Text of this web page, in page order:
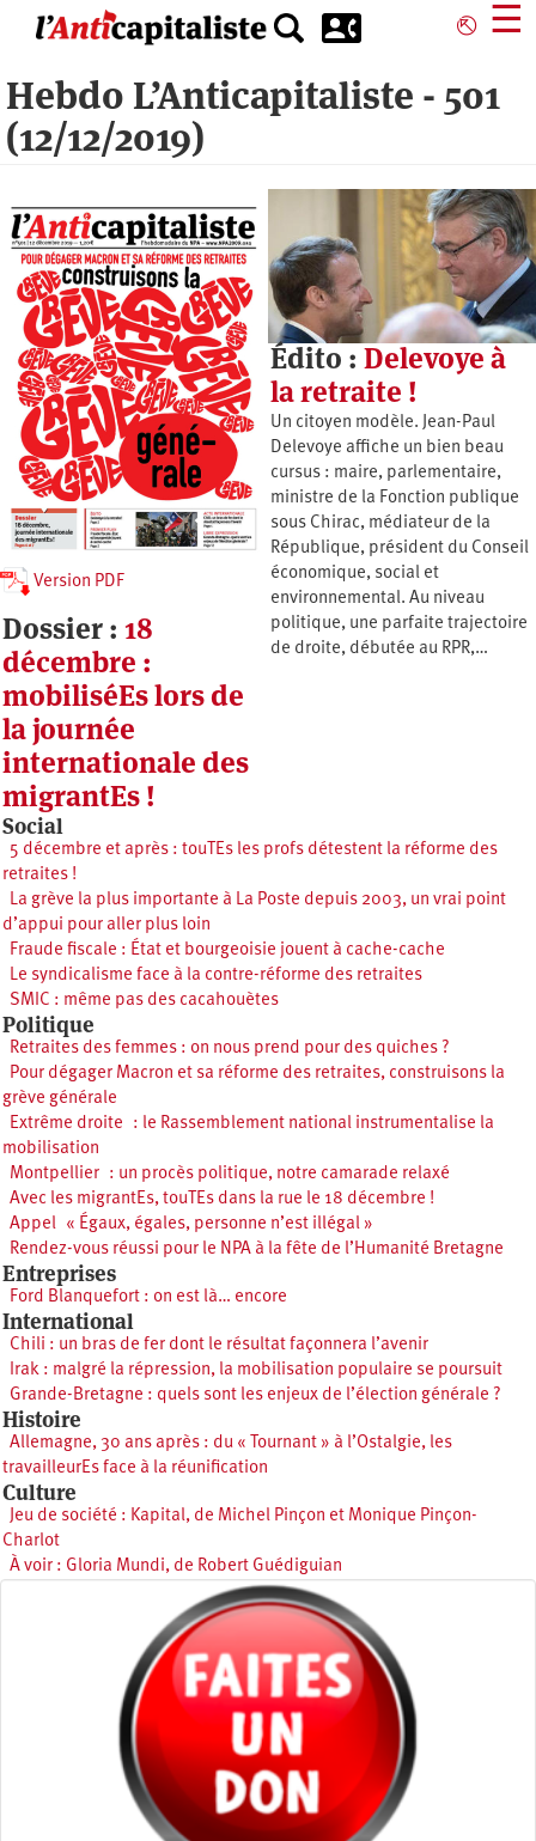
principal
⎋ ☰
Hebdo L’Anticapitaliste - 501
(12/12/2019)
Édito : Delevoye à
la retraite !
Un citoyen modèle. Jean-Paul
Delevoye affiche un bien beau
cursus : maire, parlementaire,
ministre de la Fonction publique
sous Chirac, médiateur de la
République, président du Conseil
économique, social et
environnemental. Au niveau
politique, une parfaite trajectoire
de droite, débutée au RPR,…
Version PDF
Dossier : 18
décembre :
mobiliséEs lors de
la journée
internationale des
migrantEs !
Social
5 décembre et après : touTEs les profs détestent la réforme des
retraites !
La grève la plus importante à La Poste depuis 2003, un vrai point
d’appui pour aller plus loin
Fraude fiscale : État et bourgeoisie jouent à cache-cache
Le syndicalisme face à la contre-réforme des retraites
SMIC : même pas des cacahouètes
Politique
Retraites des femmes : on nous prend pour des quiches ?
Pour dégager Macron et sa réforme des retraites, construisons la
grève générale
Extrême droite : le Rassemblement national instrumentalise la
mobilisation
Montpellier : un procès politique, notre camarade relaxé
Avec les migrantEs, touTEs dans la rue le 18 décembre !
Appel « Égaux, égales, personne n’est illégal »
Rendez-vous réussi pour le NPA à la fête de l’Humanité Bretagne
Entreprises
Ford Blanquefort : on est là… encore
International
Chili : un bras de fer dont le résultat façonnera l’avenir
Irak : malgré la répression, la mobilisation populaire se poursuit
Grande-Bretagne : quels sont les enjeux de l’élection générale ?
Histoire
Allemagne, 30 ans après : du « Tournant » à l’Ostalgie, les
travailleurEs face à la réunification
Culture
Jeu de société : Kapital, de Michel Pinçon et Monique Pinçon-
Charlot
À voir : Gloria Mundi, de Robert Guédiguian